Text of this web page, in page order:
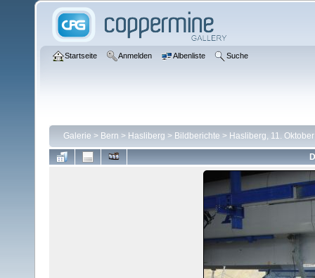
Startseite Anmelden Albenliste Suche
Galerie > Bern > Hasliberg > Bildberichte > Hasliberg, 11.